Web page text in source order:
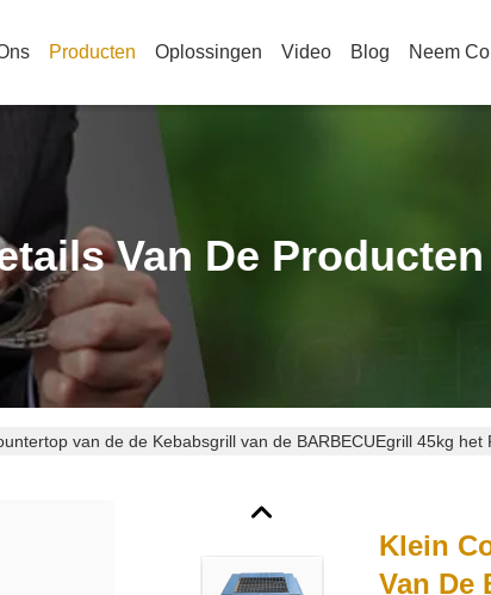
Producten Oplossingen Video Blog Neem
Van De Producten
van de de Kebabsgrill van de BARBECUEgrill 45kg het
Klein
Van De